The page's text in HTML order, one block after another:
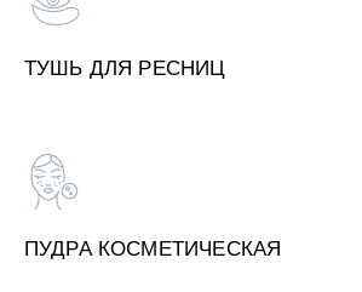
ТУШЬ ДЛЯ РЕСНИЦ
ПУДРА КОСМЕТИЧЕСКАЯ